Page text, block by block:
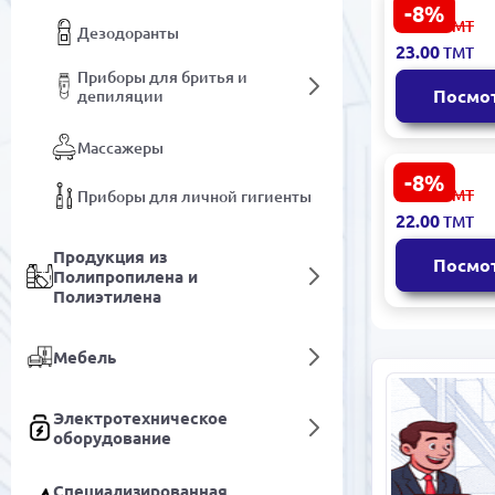
Дезодоранты
Приборы для бритья и
депиляции
Массажеры
Приборы для личной гигиенты
Продукция из
Полипропилена и
Полиэтилена
Мебель
Электротехническое
оборудование
-8%
VOI SML-
диски 50 шт
25.00ТМТ
23.00ТМТ
-8%
VOI SML-
Ватные
шт 100%
24.00ТМТ
22.00ТМТ